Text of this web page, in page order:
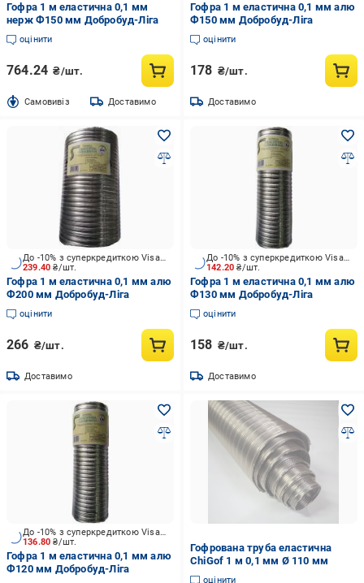
Гофра 1 м еластична 0,1 мм
нерж Ф150 мм Добробуд-Ліга
оцінити
764.24 ₴/шт.
Cамовивіз Доставимо
Гофра 1 м еластична 0,1 мм алю
Ф150 мм Добробуд-Ліга
оцінити
178 ₴/шт.
Доставимо
239.40₴/шт.
До -10% з суперкредиткою Visa Вигода
Гофра 1 м еластична 0,1 мм алю
Ф200 мм Добробуд-Ліга
оцінити
266 ₴/шт.
Доставимо
142.20₴/шт.
До -10% з суперкредиткою Visa Вигода
Гофра 1 м еластична 0,1 мм алю
Ф130 мм Добробуд-Ліга
оцінити
158 ₴/шт.
Доставимо
136.80₴/шт.
До -10% з суперкредиткою Visa Вигода
Гофра 1 м еластична 0,1 мм алю
Ф120 мм Добробуд-Ліга
Гофрована труба еластична
ChiGof 1 м 0,1 мм Ø 110 мм
оцінити